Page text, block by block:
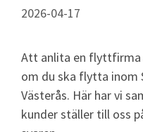
2026-04-17
Att anlita en
om du ska flytta inom
Västerås. Här har vi
kunder ställer till oss